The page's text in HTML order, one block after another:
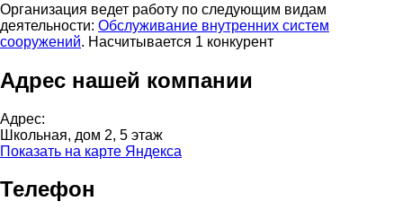
Организация ведет работу по следующим видам
деятельности: Обслуживание внутренних систем
сооружений. Насчитывается 1 конкурент
Адрес нашей компании
Адрес:
Школьная, дом 2, 5 этаж
Показать на карте Яндекса
Телефон